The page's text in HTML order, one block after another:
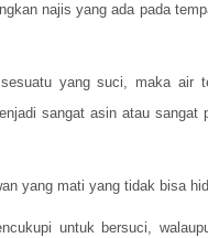
najis yang ada pada
yang suci, maka air
sangat asin atau sangat
yang mati yang tidak bisa
untuk bersuci,